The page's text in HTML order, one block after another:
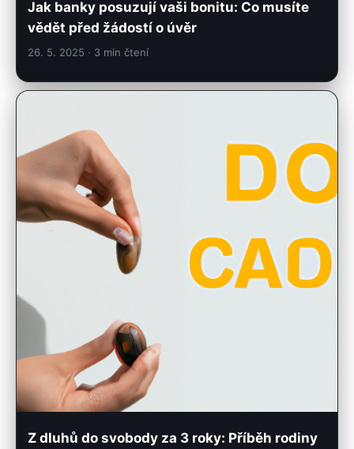
Jak banky posuzují vaši bonitu: Co musíte
vědět před žádostí o úvěr
26. 5. 2025 · 3 min čtení
Z dluhů do svobody za 3 roky: Příběh rodiny